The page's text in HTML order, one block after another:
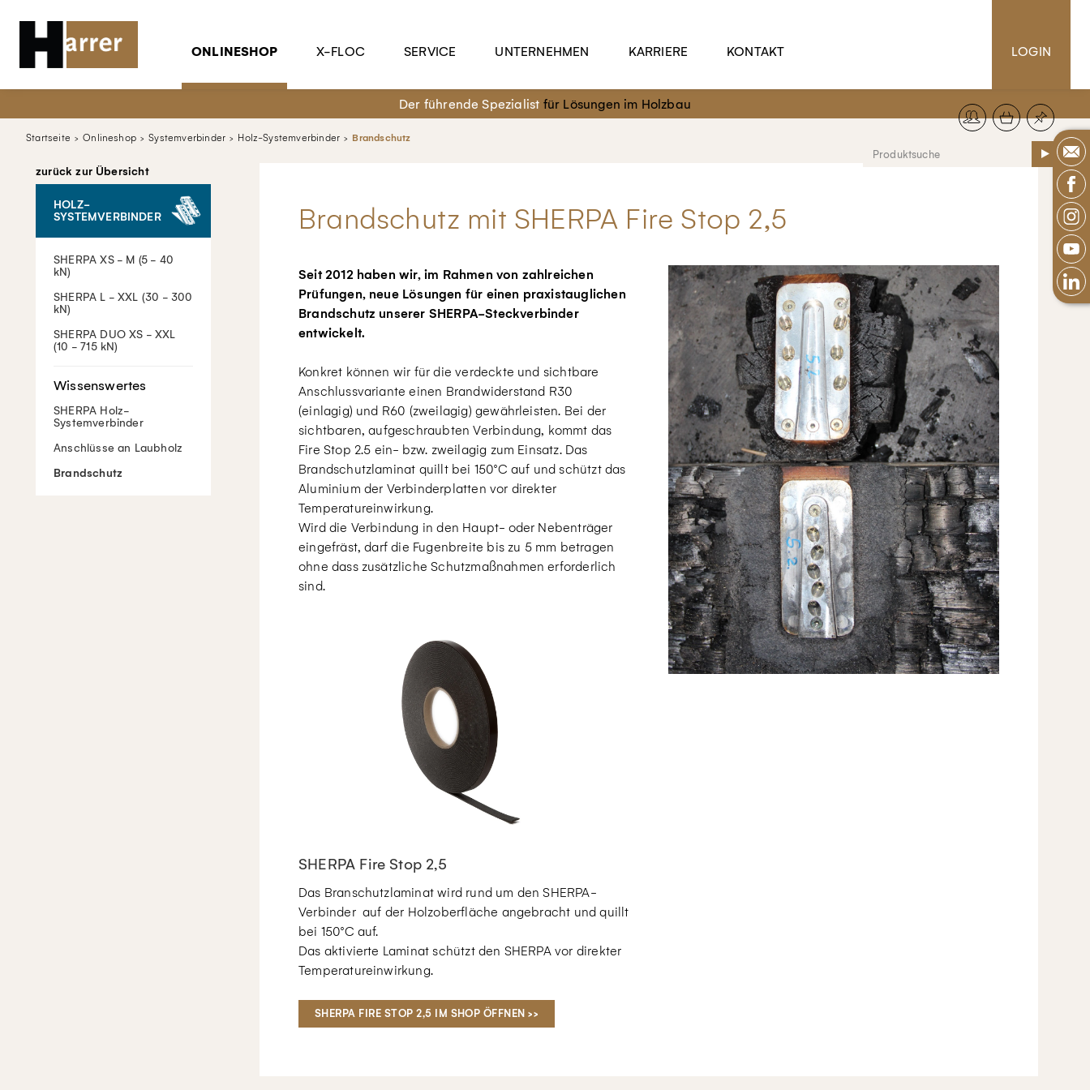
ONLINESHOP X-FLOC SERVICE UNTERNEHMEN KARRIERE KONTAKT LOGIN
Der führende Spezialist für Lösungen im Holzbau
Startseite Onlineshop Systemverbinder Holz-Systemverbinder Brandschutz
zurück zur Übersicht
HOLZ-
SYSTEMVERBINDER
SHERPA XS - M (5 - 40
kN)
SHERPA L - XXL (30 - 300
kN)
SHERPA DUO XS - XXL
(10 - 715 kN)
SHERPA Holz-
Systemverbinder
Anschlüsse an Laubholz
Brandschutz
Brandschutz mit SHERPA Fire Stop 2,5
Seit 2012 haben wir, im Rahmen von zahlreichen
Prüfungen, neue Lösungen für einen praxistauglichen
Brandschutz unserer SHERPA-Steckverbinder
entwickelt.
Konkret können wir für die verdeckte und sichtbare
Anschlussvariante einen Brandwiderstand R30
(einlagig) und R60 (zweilagig) gewährleisten. Bei der
sichtbaren, aufgeschraubten Verbindung, kommt das
Fire Stop 2.5 ein- bzw. zweilagig zum Einsatz. Das
Brandschutzlaminat quillt bei 150°C auf und schützt das
Aluminium der Verbinderplatten vor direkter
Temperatureinwirkung.
Wird die Verbindung in den Haupt- oder Nebenträger
eingefräst, darf die Fugenbreite bis zu 5 mm betragen
ohne dass zusätzliche Schutzmaßnahmen erforderlich
sind.
SHERPA Fire Stop 2,5
Das Branschutzlaminat wird rund um den SHERPA-
Verbinder auf der Holzoberfläche angebracht und quillt
bei 150°C auf.
Das aktivierte Laminat schützt den SHERPA vor direkter
Temperatureinwirkung.
SHERPA FIRE STOP 2,5 IM SHOP ÖFFNEN >>